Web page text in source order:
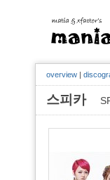
overview |
스피카